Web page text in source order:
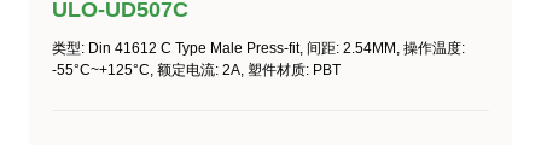
ULO-UD507C
类型: Din 41612 C Type Male Press-fit, 间距: 2.54MM, 操作温度:
-55°C~+125°C, 额定电流: 2A, 塑件材质: PBT